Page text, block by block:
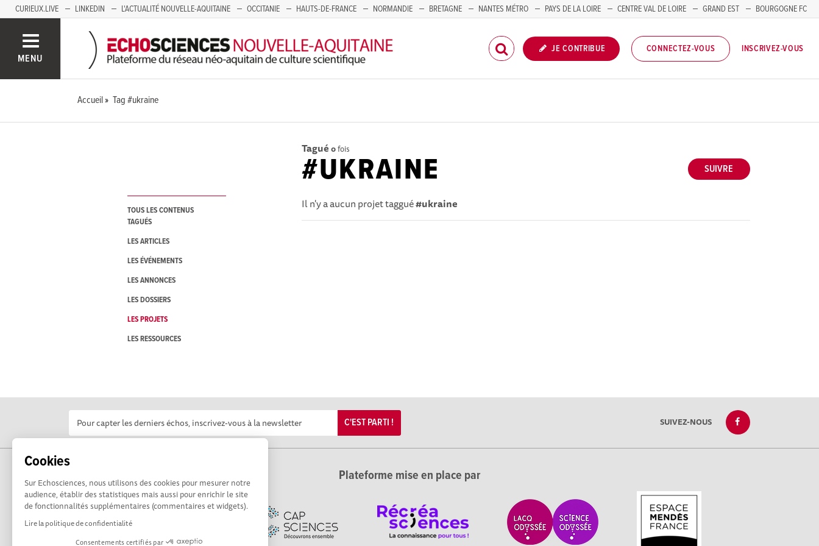
Cookies
Sur Echosciences, nous utilisons des cookies pour mesurer notre
audience, établir des statistiques mais aussi pour enrichir le site
de fonctionnalités supplémentaires (commentaires et widgets).
Lire la politique de confidentialité
Consentements certifiés par
CURIEUX.LIVE LINKEDIN L'ACTUALITÉ NOUVELLE-AQUITAINE OCCITANIE HAUTS-DE-FRANCE NORMANDIE BRETAGNE NANTES MÉTRO PAYS DE LA LOIRE CENTRE VAL DE LOIRE GRAND EST
BOURGOGNE FC
MENU
JE CONTRIBUE CONNECTEZ-VOUS INSCRIVEZ-VOUS
Accueil Tag #ukraine
TOUS LES CONTENUS
TAGUÉS
LES ARTICLES
LES ÉVÉNEMENTS
LES ANNONCES
LES DOSSIERS
LES PROJETS
LES RESSOURCES
Tagué 0fois
SUIVRE
#UKRAINE
Il n'y a aucun projet taggué#ukraine
C'EST PARTI ! SUIVEZ-NOUS
Plateforme mise en place par